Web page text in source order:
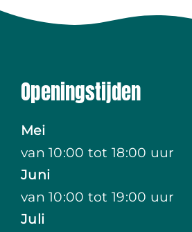
Openingstijden
Mei
van 10:00 tot 18:00 uur
Juni
van 10:00 tot 19:00 uur
Juli